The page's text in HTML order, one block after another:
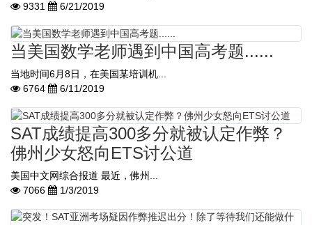
9331
6/21/2019
当美国数学老师遇到中国高考题......
当地时间6月8日，在美国某培训机...
6764
6/11/2019
SAT成绩提高300多分就被认定作弊？
佛州少女怒向ETS讨公道
美国中文网综合报道 最近，佛州...
7066
1/3/2019